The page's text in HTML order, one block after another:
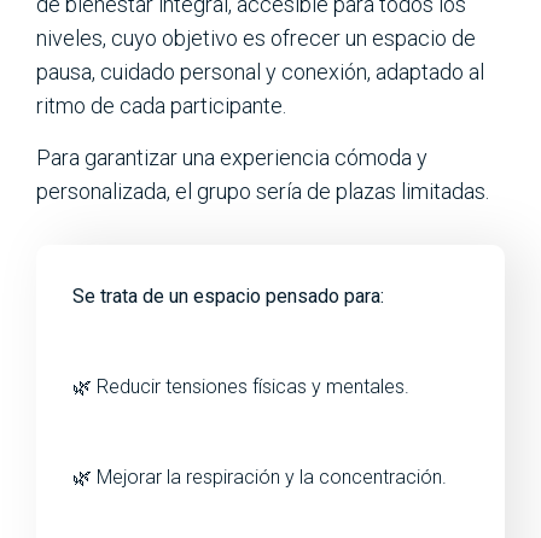
niveles, cuyo objetivo es ofrecer un espacio de
pausa, cuidado personal y conexión, adaptado al
ritmo de cada participante.
Para garantizar una experiencia cómoda y
personalizada, el grupo sería de plazas limitadas.
Se trata de un espacio pensado para:
🌿 Reducir tensiones físicas y mentales.
🌿 Mejorar la respiración y la concentración.